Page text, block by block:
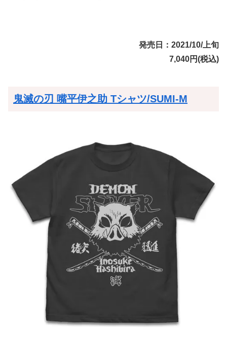
発売日：2021/10/上旬
7,040円(税込)
鬼滅の刃 嘴平伊之助 Tシャツ/SUMI-M